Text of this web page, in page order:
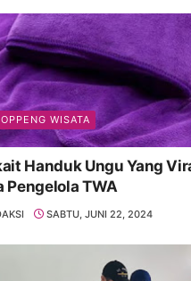
WISATA
Handuk Ungu Yang
Pengelola TWA
SABTU, JUNI 22, 2024